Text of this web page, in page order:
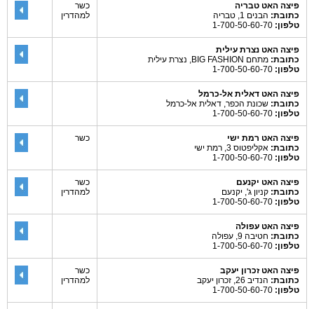
פיצה האט טבריה
כתובת: הבנים 1, טבריה
טלפון:
כשר
למהדרין
פיצה האט נצרת עילית
כתובת: מתחם BIG FASHION, נצרת עילית
טלפון:
פיצה האט דאלית אל-כרמל
כתובת: שכונת הכפר, דאלית אל-כרמל
טלפון:
פיצה האט רמת ישי
כתובת: אקליפטוס 3, רמת ישי
טלפון:
כשר
פיצה האט יקנעם
כתובת: קניון ג', יקנעם
טלפון:
כשר
למהדרין
פיצה האט עפולה
כתובת: חטיבה 9, עפולה
טלפון:
פיצה האט זכרון יעקב
כתובת: הנדיב 26, זכרון יעקב
טלפון:
כשר
למהדרין